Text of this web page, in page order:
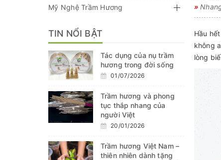
»
Hầu
không
lòng
Mỹ Nghệ Trầm Hương
TIN NỔI BẬT
Tác dụng của nụ trầm
hương trong đời sống
01/07/2026
Trầm hương và phong
tục thắp nhang của
người Việt
20/01/2026
Trầm hương Việt Nam –
thiên nhiên dành tặng